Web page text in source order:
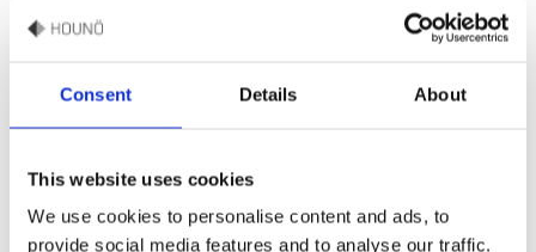
Consent Details About
This website uses cookies
We use cookies to personalise content and ads, to
provide social media features and to analyse our traffic.
• Quantité par carton : 2 bidons de 5 litres
• Référence 20500200
Fiche technique
Fiche technique du produit de rinçage HOUNÖ
Manuel d’installation